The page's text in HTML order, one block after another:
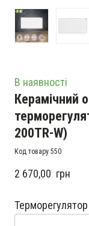
В наявності
Керамічний
200TR-W)
Код товару 550
2 670,00  грн
Терморегулятор